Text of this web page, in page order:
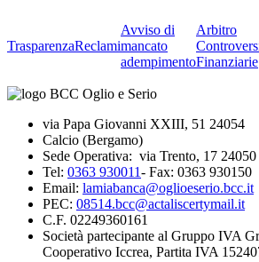
TrasparenzaReclami
Avviso di
mancato
adempimento
Arbitro
Finanziarie
via Papa Giovanni XXIII, 51 24054
Calcio (Bergamo)
Sede Operativa: via Trento, 17
Tel: 0363 930011- Fax: 0363 930150
Email: lamiabanca@oglioeserio.bcc.it
PEC: 08514.bcc@actaliscertymail.it
C.F. 02249360161
Società partecipante al Gruppo IVA
Cooperativo Iccrea, Partita IVA